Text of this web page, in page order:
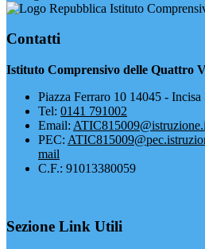
Istituto
Contatti
Istituto Comprensivo delle Quattro
Piazza Ferraro 10 14045 -
Tel: 0141 791002
Email:
PEC:
mail
C.F.: 91013380059
Sezione Link Utili